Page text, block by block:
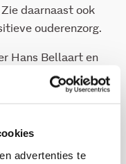
advertenties te
daarnaast ook
ouderenzorg.
Hans Bellaart en